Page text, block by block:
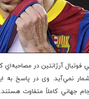
فوتبال آرژانتين در
نمي‌آيد. وی در پاسخ
جهاني کاملاً متفاوت